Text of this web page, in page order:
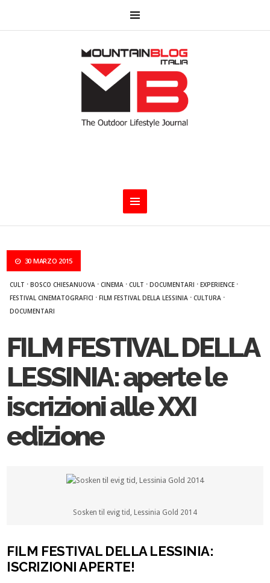
30 MARZO 2015
CULT ·BOSCO CHIESANUOVA ·CINEMA ·CULT ·DOCUMENTARI ·EXPERIENCE ·
FESTIVAL CINEMATOGRAFICI ·FILM FESTIVAL DELLA LESSINIA ·CULTURA ·
DOCUMENTARI
FILM FESTIVAL DELLA
LESSINIA: aperte le
iscrizioni alle XXI
edizione
Sosken til evig tid, Lessinia Gold 2014
FILM FESTIVAL DELLA LESSINIA:
ISCRIZIONI APERTE!